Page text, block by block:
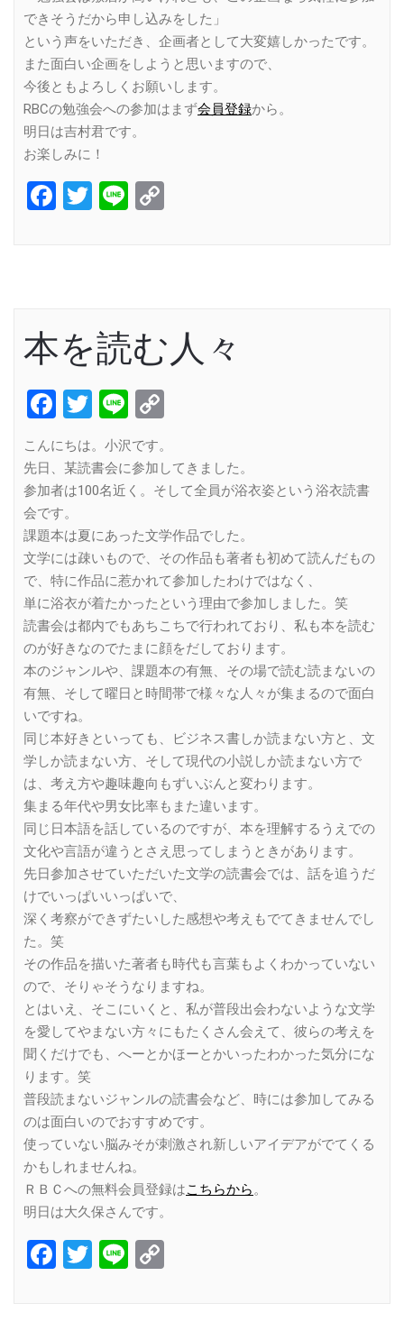
できそうだから申し込みをした」
という声をいただき、企画者として大変嬉しかったです。
また面白い企画をしようと思いますので、
今後ともよろしくお願いします。
RBCの勉強会への参加はまず会員登録から。
明日は吉村君です。
お楽しみに！
Facebook
Twitter
Line
本を読む人々
Facebook
Twitter
Line
こんにちは。小沢です。
先日、某読書会に参加してきました。
参加者は100名近く。そして全員が浴衣姿という浴衣読書
会です。
課題本は夏にあった文学作品でした。
文学には疎いもので、その作品も著者も初めて読んだもの
で、特に作品に惹かれて参加したわけではなく、
単に浴衣が着たかったという理由で参加しました。笑
読書会は都内でもあちこちで行われており、私も本を読む
のが好きなのでたまに顔をだしております。
本のジャンルや、課題本の有無、その場で読む読まないの
有無、そして曜日と時間帯で様々な人々が集まるので面白
いですね。
同じ本好きといっても、ビジネス書しか読まない方と、文
学しか読まない方、そして現代の小説しか読まない方で
は、考え方や趣味趣向もずいぶんと変わります。
集まる年代や男女比率もまた違います。
同じ日本語を話しているのですが、本を理解するうえでの
文化や言語が違うとさえ思ってしまうときがあります。
先日参加させていただいた文学の読書会では、話を追うだ
けでいっぱいいっぱいで、
深く考察ができずたいした感想や考えもでてきませんでし
た。笑
その作品を描いた著者も時代も言葉もよくわかっていない
ので、そりゃそうなりますね。
とはいえ、そこにいくと、私が普段出会わないような文学
を愛してやまない方々にもたくさん会えて、彼らの考えを
聞くだけでも、へーとかほーとかいったわかった気分にな
ります。笑
普段読まないジャンルの読書会など、時には参加してみる
のは面白いのでおすすめです。
使っていない脳みそが刺激され新しいアイデアがでてくる
かもしれませんね。
ＲＢＣへの無料会員登録はこちらから。
明日は大久保さんです。
Facebook
Twitter
Line